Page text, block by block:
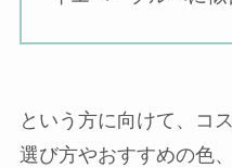
という方に向けて、コ
選び方やおすすめの色